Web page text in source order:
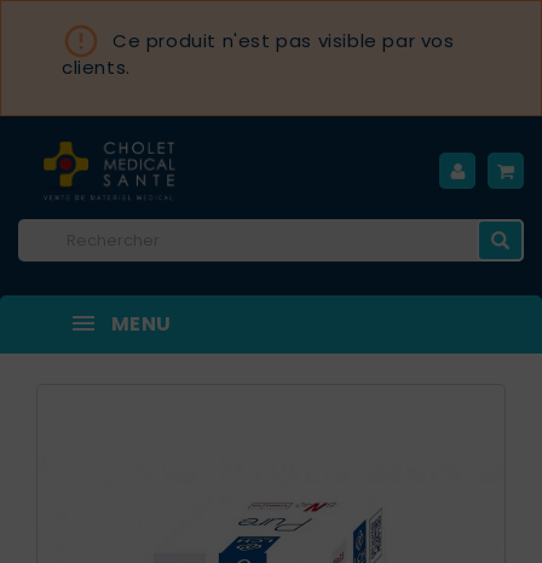

Ce produit n'est pas visible par vos
clients.
MENU